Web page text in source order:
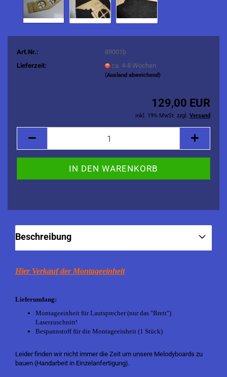
Art.Nr.:
89001b
Lieferzeit:
ca. 4-8 Wochen
(Ausland abweichend)
129,00 EUR
inkl. 19% MwSt. zzgl. Versand
Beschreibung
Hier Verkauf der Montageeinheit
Lieferumfang:
Montageeinheit für Lautsprecher (nur das "Brett")
Laserzuschnitt!
Bespannstoff für die Montageeinheit (1 Stück)
Leider finden wir nicht immer die Zeit um unsere Melodyboards zu
bauen (Handarbeit in Einzelanfertigung).